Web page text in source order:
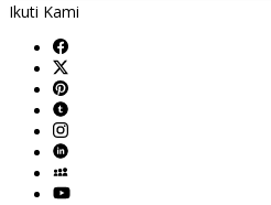
Ikuti Kami